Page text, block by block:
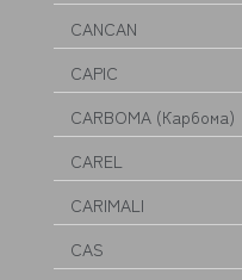
CANCAN
CAPIC
CARBOMA (Карбома)
CAREL
CARIMALI
CAS